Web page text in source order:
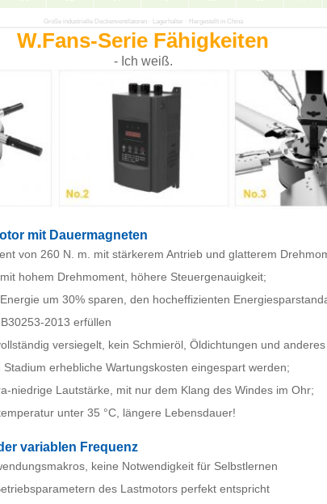
Große industrielle Deckenventilatoren · Lagerhalter · Hergestellt in China
W.Fans-Serie Fähigkeiten
- Ich weiß.
mit Dauermagneten
von 260 N. m. mit stärkerem Antrieb und glatterem
hohem Drehmoment, höhere Steuergenauigkeit;
um 30% sparen, den hocheffizienten
2013 erfüllen
versiegelt, kein Schmieröl, Öldichtungen und
erhebliche Wartungskosten eingespart werden;
niedrige Lautstärke, mit nur dem Klang des Windes im Ohr;
unter 35 °C, längere Lebensdauer!
variablen Frequenz
keine Notwendigkeit für Selbstlernen
des Lastmotors perfekt entspricht